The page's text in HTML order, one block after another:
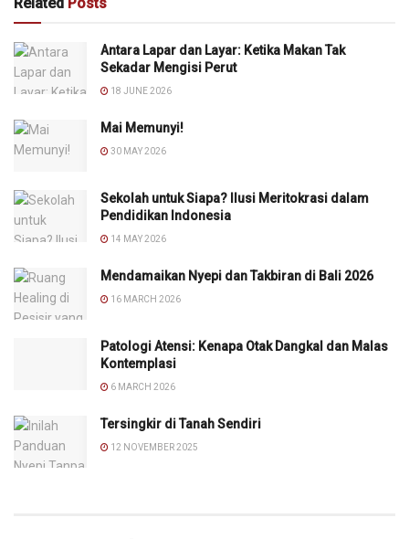
Antara Lapar dan Layar: Ketika Makan Tak
Sekadar Mengisi Perut
18 JUNE 2026
Mai Memunyi!
30 MAY 2026
Sekolah untuk Siapa? Ilusi Meritokrasi dalam
Pendidikan Indonesia
14 MAY 2026
Mendamaikan Nyepi dan Takbiran di Bali 2026
16 MARCH 2026
Patologi Atensi: Kenapa Otak Dangkal dan Malas
Kontemplasi
6 MARCH 2026
Tersingkir di Tanah Sendiri
12 NOVEMBER 2025